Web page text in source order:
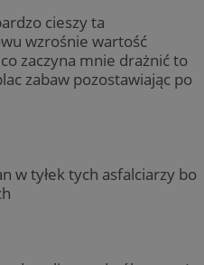
cieszy ta
wzrośnie wartość
zaczyna mnie drażnić to
zabaw pozostawiając po
w tyłek tych asfalciarzy bo